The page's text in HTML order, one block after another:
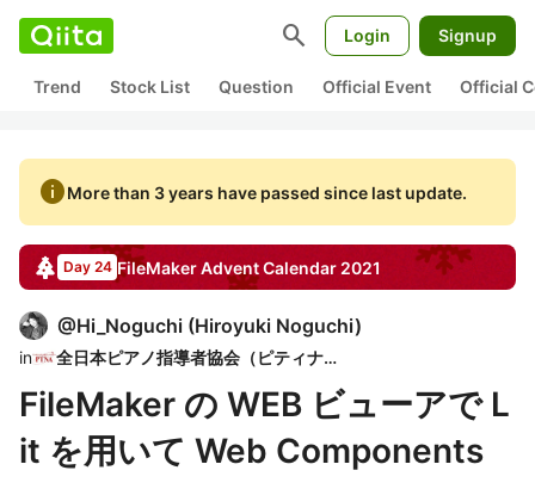
search Login Signup
Trend Stock List Question Official Event Official
infoMore than 3 years have passed since last update.
Day 24 FileMakerAdvent Calendar 2021
@Hi_Noguchi (Hiroyuki Noguchi)
in 全日本ピアノ指導者協会（ピティナ）
FileMaker の WEB ビューアで L
it を用いて Web Components